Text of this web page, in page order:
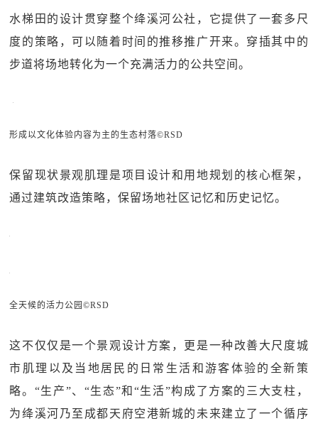
水梯田的设计贯穿整个绛溪河公社，它提供了一套多尺
度的策略，可以随着时间的推移推广开来。穿插其中的
步道将场地转化为一个充满活力的公共空间。
形成以文化体验内容为主的生态村落©RSD
保留现状景观肌理是项目设计和用地规划的核心框架，
通过建筑改造策略，保留场地社区记忆和历史记忆。
全天候的活力公园©RSD
这不仅仅是一个景观设计方案，更是一种改善大尺度城
市肌理以及当地居民的日常生活和游客体验的全新策
略。“生产”、“生态”和“生活”构成了方案的三大支柱，
为绛溪河乃至成都天府空港新城的未来建立了一个循序